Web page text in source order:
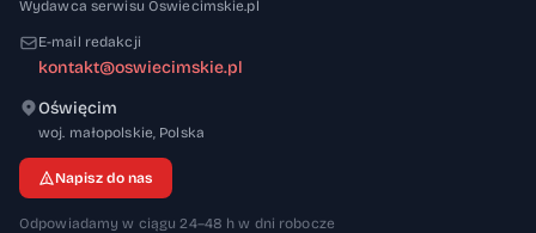
Wydawca serwisu Oswiecimskie.pl
E-mail redakcji
kontakt@oswiecimskie.pl
Oświęcim
woj. małopolskie, 32-600
Polska
Napisz do nas
Odpowiadamy w ciągu 24–48 h w dni robocze